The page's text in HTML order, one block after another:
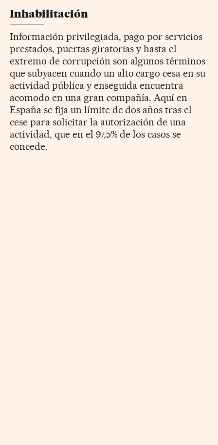
Inhabilitación
Información privilegiada, pago por servicios
prestados, puertas giratorias y hasta el
extremo de corrupción son algunos términos
que subyacen cuando un alto cargo cesa en su
actividad pública y enseguida encuentra
acomodo en una gran compañía. Aquí en
España se fija un límite de dos años tras el
cese para solicitar la autorización de una
actividad, que en el 97,5% de los casos se
concede.